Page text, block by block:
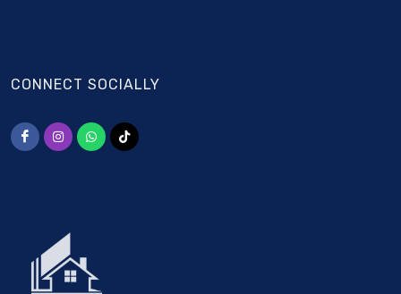
CONNECT SOCIALLY